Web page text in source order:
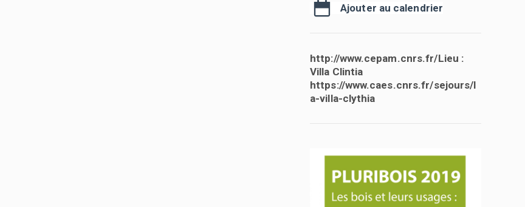
Ajouter au calendrier
http://www.cepam.cnrs.fr/Lieu :
Villa Clintia
https://www.caes.cnrs.fr/sejours/l
a-villa-clythia